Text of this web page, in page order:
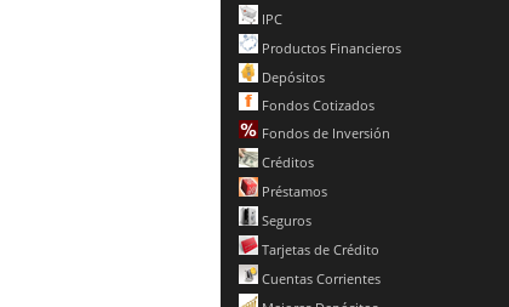
IPC
Productos Financieros
Depósitos
Fondos Cotizados
Fondos de Inversión
Créditos
Préstamos
Seguros
Tarjetas de Crédito
Cuentas Corrientes